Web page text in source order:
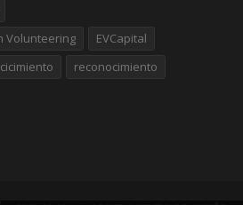
Volunteering
EVCapital
reconocimiento